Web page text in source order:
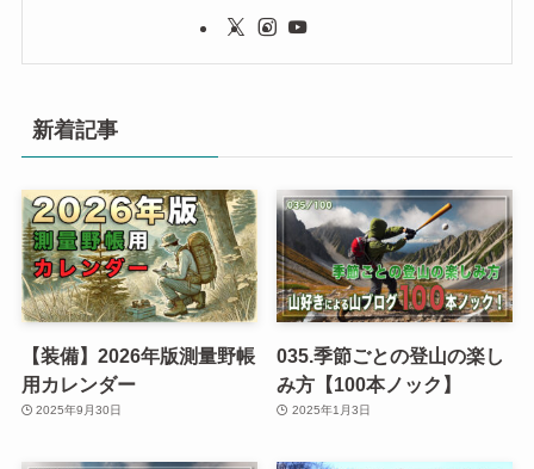
新着記事
【装備】2026年版測量野帳
用カレンダー
2025年9月30日
035.季節ごとの登山の楽し
み方【100本ノック】
2025年1月3日